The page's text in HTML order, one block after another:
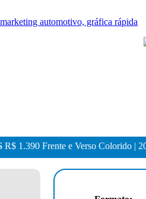
automotivo, gráfica rápida
R$ 1.390 Frente e Verso Colorido |